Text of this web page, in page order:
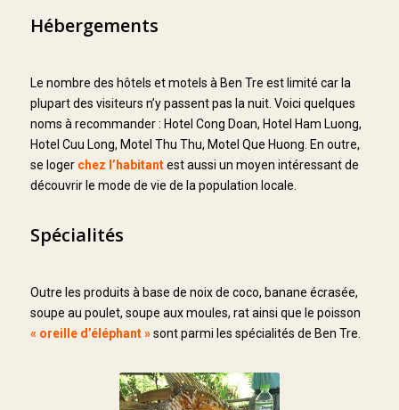
Hébergements
Le nombre des hôtels et motels à Ben Tre est limité car la
plupart des visiteurs n’y passent pas la nuit. Voici quelques
noms à recommander : Hotel Cong Doan, Hotel Ham Luong,
Hotel Cuu Long, Motel Thu Thu, Motel Que Huong. En outre,
se loger chez l’habitantest aussi un moyen intéressant de
découvrir le mode de vie de la population locale.
Spécialités
Outre les produits à base de noix de coco, banane écrasée,
soupe au poulet, soupe aux moules, rat ainsi que le poisson
« oreille d’éléphant »sont parmi les spécialités de Ben Tre.